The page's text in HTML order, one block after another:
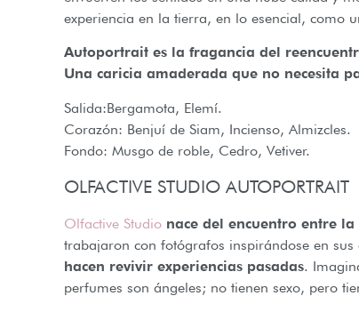
experiencia en la tierra, en lo esencial, como
Autoportrait es la fragancia del
Una caricia amaderada que no necesita
Salida:Bergamota, Elemí.
Corazón: Benjuí de Siam, Incienso, Almizcles.
Fondo: Musgo de roble, Cedro, Vetiver.
OLFACTIVE STUDIO AUTOPORTRAIT
Olfactive Studio nace del encuentro entre
trabajaron con fotógrafos inspirándose en
hacen revivir experiencias pasadas.
perfumes son ángeles; no tienen sexo, pero